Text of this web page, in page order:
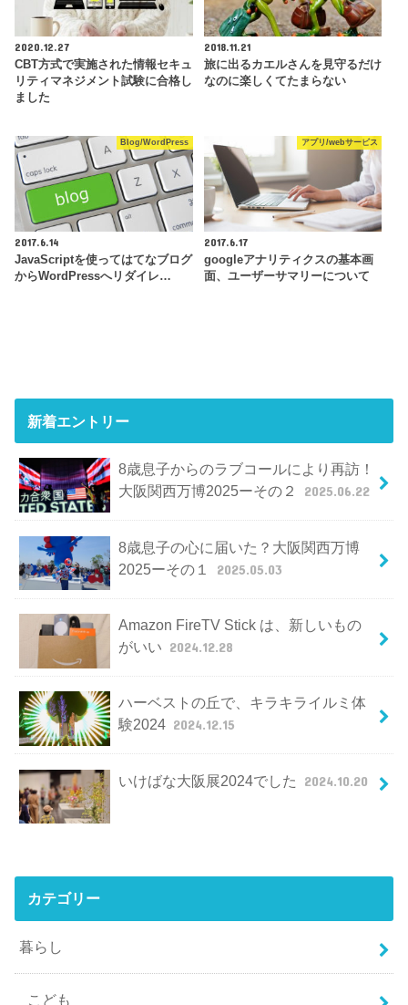
2020.12.27
CBT方式で実施された情報セキュ
リティマネジメント試験に合格し
ました
2018.11.21
旅に出るカエルさんを見守るだけ
なのに楽しくてたまらない
Blog/WordPress
2017.6.14
JavaScriptを使ってはてなブログ
からWordPressへリダイレ…
アプリ/webサービス
2017.6.17
googleアナリティクスの基本画
面、ユーザーサマリーについて
新着エントリー
8歳息子からのラブコールにより再訪！
大阪関西万博2025ーその２
2025.06.22
8歳息子の心に届いた？大阪関西万博
2025ーその１
2025.05.03
Amazon FireTV Stick は、新しいもの
がいい 2024.12.28
ハーベストの丘で、キラキライルミ体
験2024 2024.12.15
いけばな大阪展2024でした 2024.10.20
カテゴリー
暮らし
こども